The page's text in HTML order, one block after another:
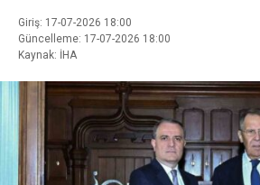
Giriş: 17-07-2026 18:00
Güncelleme: 17-07-2026 18:00
Kaynak: İHA